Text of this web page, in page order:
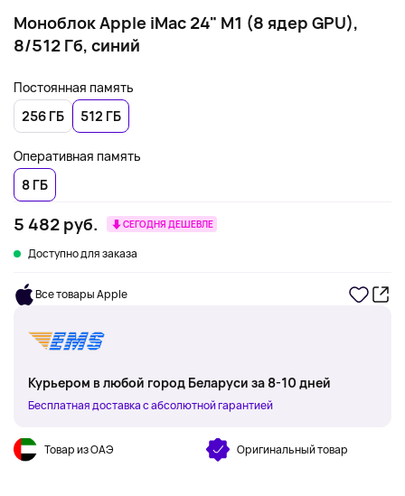
Моноблок Apple iMac 24" M1 (8 ядер GPU),
8/512 Гб, синий
Постоянная память
256 ГБ
512 ГБ
Оперативная память
8 ГБ
5 482 руб. СЕГОДНЯ ДЕШЕВЛЕ
Доступно для заказа
Все товары Apple
Курьером в любой город Беларуси за 8-10 дней
Бесплатная доставка с абсолютной гарантией
Товар из ОАЭ Оригинальный товар